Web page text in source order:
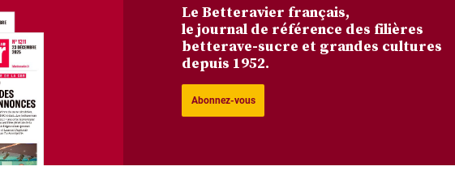
Le Betteravier français,
le journal de référence des filières
betterave-sucre et grandes cultures
depuis 1952.
Abonnez-vous